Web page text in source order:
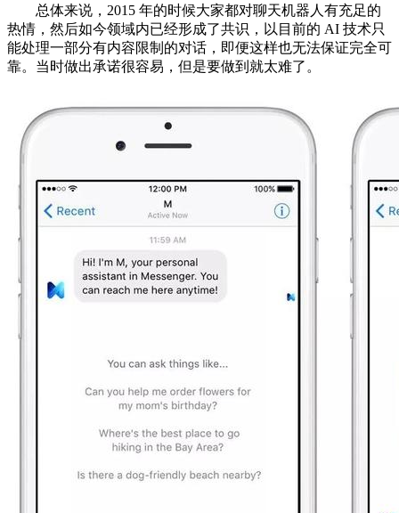
总体来说，2015 年的时候大家都对聊天机器人有充足的
热情，然后如今领域内已经形成了共识，以目前的 AI 技术只
能处理一部分有内容限制的对话，即便这样也无法保证完全可
靠。当时做出承诺很容易，但是要做到就太难了。